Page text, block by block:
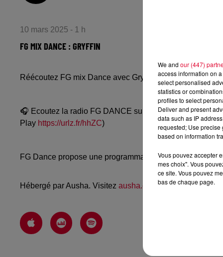
10 mars 2025 - 1 h
FG MIX DANCE : GRYFFIN
Réécoutez FG mix Dance avec Gryffin du dimanche 9
🎧 Ecoutez la radio FG DANCE sur
www.radiofg.com/fg-
Play https://urlz.fr/hhZC)
FG Dance propose une programmation dance, EDM,
Hébergé par Ausha. Visitez ausha.co/politique-de-
We and our (447)
access information on
select personalised
statistics or
profiles to select
Deliver and present
data such as IP
requested; Use precise
based on information
Vous pouvez accepter
mes choix". Vous
ce site. Vous pouvez
bas de chaque page.